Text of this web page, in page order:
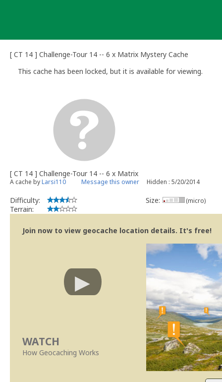
[ CT 14 ] Challenge-Tour 14 -- 6 x Matrix Mystery Cache
This cache has been locked, but it is available for viewing.
[ CT 14 ] Challenge-Tour 14 -- 6 x Matrix
A cache byLarsi110 Message this owner Hidden : 5/20/2014
Difficulty:
Terrain:
Size: (micro)
Join now to view geocache location details. It's free!
WATCH
How Geocaching Works